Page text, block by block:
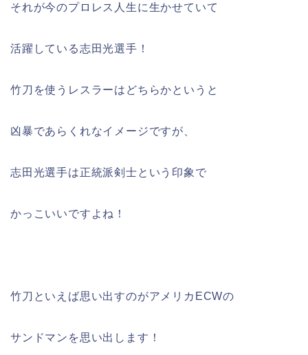
それが今のプロレス人生に生かせていて
活躍している志田光選手！
竹刀を使うレスラーはどちらかというと
凶暴であらくれなイメージですが、
志田光選手は正統派剣士という印象で
かっこいいですよね！
竹刀といえば思い出すのがアメリカECWの
サンドマンを思い出します！